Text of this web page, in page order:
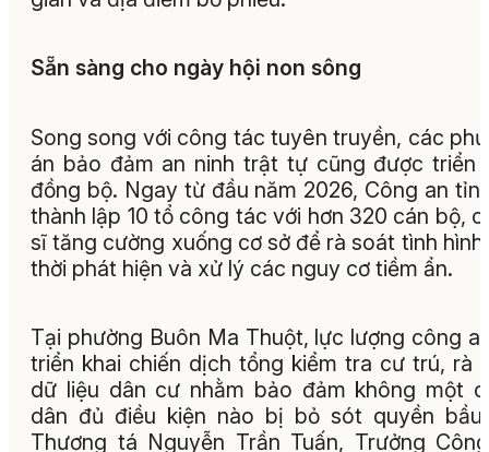
Sẵn sàng cho ngày hội non sông
Song song với công tác tuyên truyền, các
án bảo đảm an ninh trật tự cũng được triển
đồng bộ. Ngay từ đầu năm 2026, Công an
thành lập 10 tổ công tác với hơn 320 cán bộ,
sĩ tăng cường xuống cơ sở để rà soát tình
thời phát hiện và xử lý các nguy cơ tiềm ẩn.
Tại phường Buôn Ma Thuột, lực lượng công
triển khai chiến dịch tổng kiểm tra cư trú, rà
dữ liệu dân cư nhằm bảo đảm không một
dân đủ điều kiện nào bị bỏ sót quyền
Thượng tá Nguyễn Trần Tuấn, Trưởng